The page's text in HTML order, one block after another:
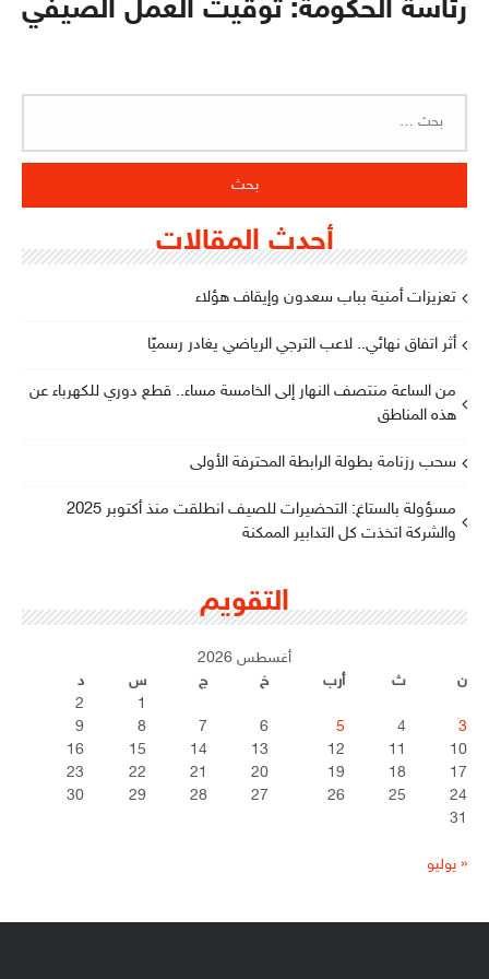
رئاسة الحكومة: توقيت العمل الصيفي
أحدث المقالات
تعزيزات أمنية بباب سعدون وإيقاف هؤلاء
أثر اتفاق نهائي.. لاعب الترجي الرياضي يغادر رسميًا
من الساعة منتصف النهار إلى الخامسة مساء.. قطع دوري للكهرباء عن
هذه المناطق
سحب رزنامة بطولة الرابطة المحترفة الأولى
مسؤولة بالستاغ: التحضيرات للصيف انطلقت منذ أكتوبر 2025
والشركة اتخذت كل التدابير الممكنة
التقويم
أغسطس 2026
ن
ث أرب خ ج س
د
1
2
3
4
5
6
7
8
9
10
11
12
13
14
15
16
17
18
19
20
21
22
23
24
25
26
27
28
29
30
31
« يوليو